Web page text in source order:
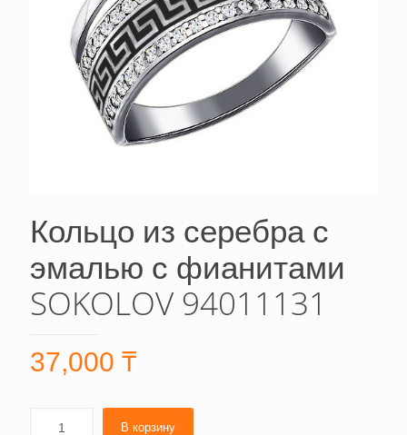
Кольцо из серебра с
эмалью с фианитами
SOKOLOV 94011131
37,000 ₸
В корзину